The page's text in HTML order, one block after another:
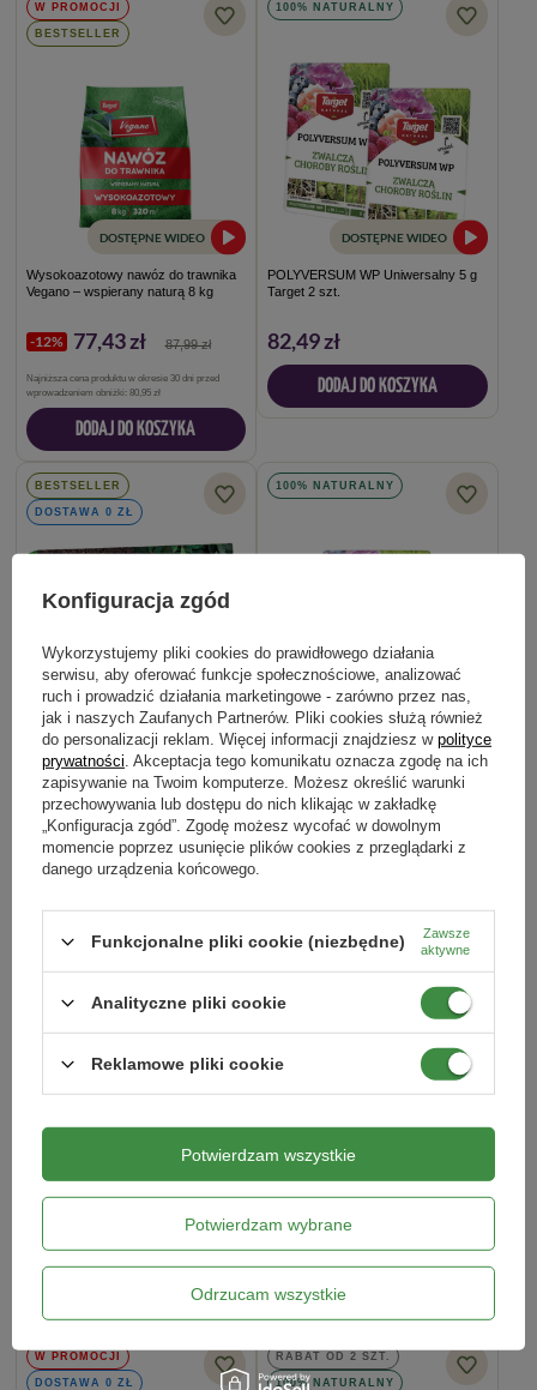
W PROMOCJI
BESTSELLER
DOSTĘPNE WIDEO
Wysokoazotowy nawóz do trawnika
Vegano – wspierany naturą 8 kg
87,99 zł
-12% 77,43 zł
Najniższa cena produktu w okresie 30 dni przed
wprowadzeniem obniżki: 80,95 zł
DODAJ DO KOSZYKA
100% NATURALNY
DOSTĘPNE WIDEO
POLYVERSUM WP Uniwersalny 5 g
Target 2 szt.
82,49 zł
DODAJ DO KOSZYKA
BESTSELLER
DOSTAWA 0 ZŁ
DOSTĘPNE WIDEO
Larva Stoper 50 MLN – nicienie na
opuchlaki i pędraki – Vegano
164,99 zł
DODAJ DO KOSZYKA
100% NATURALNY
DOSTĘPNE WIDEO
POLYVERSUM WP Uniwersalny 5 g
Target
47,29 zł
100% NATURALNY
DOSTĘPNE WIDEO
turkucia i inne szkodniki – Vegano
208,99 zł
DODAJ DO KOSZYKA
DOSTĘPNE WIDEO
428,99 zł
DODAJ DO KOSZYKA
W PROMOCJI
DOSTAWA 0 ZŁ
RABAT OD 2 SZT.
100% NATURALNY
Konfiguracja zgód
Wykorzystujemy pliki cookies do prawidłowego działania
serwisu, aby oferować funkcje społecznościowe, analizować
ruch i prowadzić działania marketingowe - zarówno przez nas,
jak i naszych Zaufanych Partnerów. Pliki cookies służą również
do personalizacji reklam. Więcej informacji znajdziesz w polityce
prywatności . Akceptacja tego komunikatu oznacza zgodę na ich
zapisywanie na Twoim komputerze. Możesz określić warunki
przechowywania lub dostępu do nich klikając w zakładkę
„Konfiguracja zgód”. Zgodę możesz wycofać w dowolnym
momencie poprzez usunięcie plików cookies z przeglądarki z
danego urządzenia końcowego.
Funkcjonalne pliki cookie (niezbędne)
Zawsze
aktywne
Analityczne pliki cookie
Reklamowe pliki cookie
Potwierdzam wybrane
Odrzucam wszystkie
Potwierdzam wszystkie